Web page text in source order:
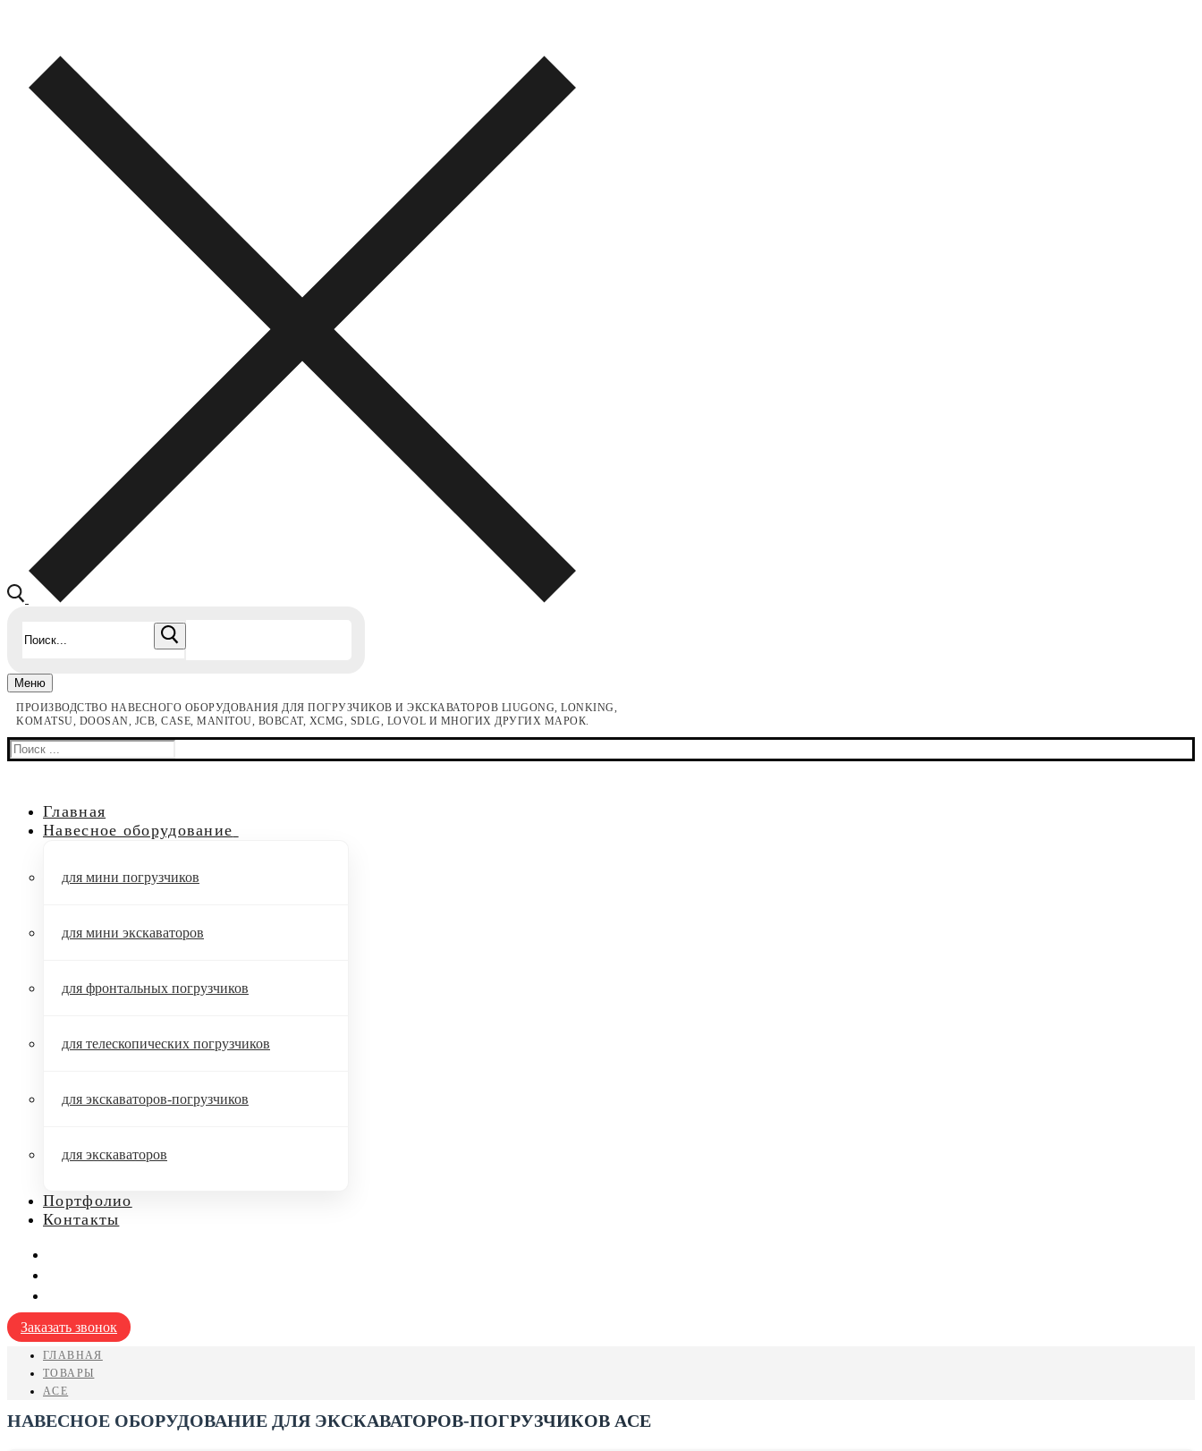
Меню
ПРОИЗВОДСТВО НАВЕСНОГО ОБОРУДОВАНИЯ ДЛЯ ПОГРУЗЧИКОВ И ЭКСКАВАТОРОВ LIUGONG, LONKING,
KOMATSU, DOOSAN, JCB, CASE, MANITOU, BOBCAT, XCMG, SDLG, LOVOL И МНОГИХ ДРУГИХ МАРОК.
Найти:
Главная
Навесное оборудование
для мини погрузчиков
для мини экскаваторов
для фронтальных погрузчиков
для телескопических погрузчиков
для экскаваторов-погрузчиков
для экскаваторов
Портфолио
Контакты
Заказать звонок
ГЛАВНАЯ
ТОВАРЫ
ACE
НАВЕСНОЕ ОБОРУДОВАНИЕ ДЛЯ ЭКСКАВАТОРОВ-ПОГРУЗЧИКОВ ACE